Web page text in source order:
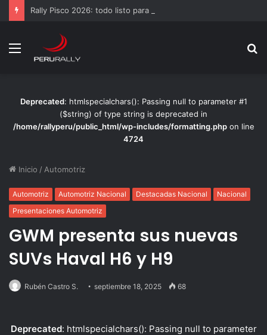
Rally Pisco 2026: todo listo para la gran final del RallyACP
Menú
Deprecated: htmlspecialchars(): Passing null to parameter #1
($string) of type string is deprecated in
/home/rallyperu/public_html/wp-includes/formatting.phpon line
4724
Inicio / Automotriz
Automotriz Automotriz Nacional Destacadas Nacional
Nacional
Presentaciones Automotriz
GWM presenta sus nuevas
SUVs Haval H6 y H9
Rubén Castro S. septiembre 18, 2025 68
Deprecated: htmlspecialchars(): Passing null to parameter